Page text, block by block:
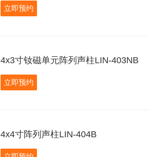
立即预约
4x3寸钕磁单元阵列声柱LIN-403NB
立即预约
4x4寸阵列声柱LIN-404B